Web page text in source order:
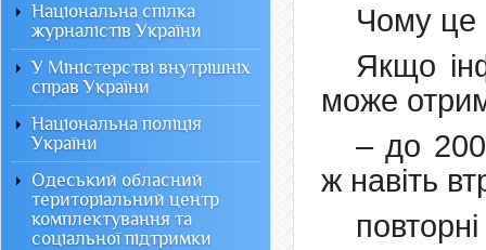
Чому це
Якщо
може
– до 200
ж навіть
Національна спілка
журналістів України
У Міністерстві внутрішніх
справ України
Національна поліція
України
Одеський обласний
територіальний центр
комплектування та
соціальної підтримки